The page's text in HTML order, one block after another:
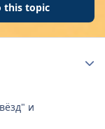
this topic
и